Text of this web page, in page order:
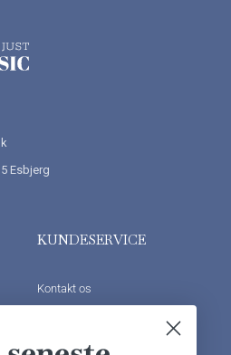
Esbjerg
KUNDESERVICE
Kontakt os